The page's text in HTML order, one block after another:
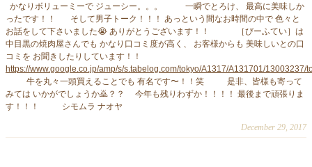
かなりボリューミーで ジューシー。。。 一瞬でとろけ、 最高に美味しか
ったです！！ そして男子トーク！！！ あっという間なお時間の中で 色々と
お話をして下さいました😭 ありがとうございます！！ ［びーふてい］は
中目黒の焼肉屋さんでも かなり口コミ度が高く、 お客様からも 美味しいとの口
コミを お聞きしたりしています！！
https://www.google.co.jp/amp/s/s.tabelog.com/tokyo/A1317/A131701/13003237/
牛を丸々一頭買えることでも 有名です〜！！笑 是非、皆様も寄って
みては いかがでしょうか🙇？？ 今年も残りわずか！！！！ 最後まで頑張りま
す！！！ シモムラ ナオヤ
December 29, 2017